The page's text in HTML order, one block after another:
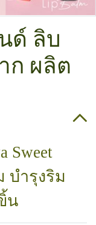
ด์ ลิบ
ก ผลิต
Sweet
บำรุงริม
น